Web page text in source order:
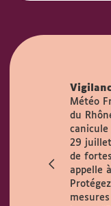
Météo
du
canicule
29
de
appelle